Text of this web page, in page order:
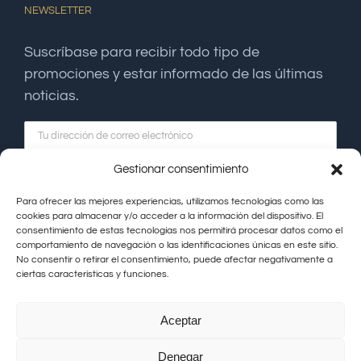
Gestionar consentimiento
Para ofrecer las mejores experiencias, utilizamos tecnologías como las
cookies para almacenar y/o acceder a la información del dispositivo. El
consentimiento de estas tecnologías nos permitirá procesar datos como el
comportamiento de navegación o las identificaciones únicas en este sitio.
No consentir o retirar el consentimiento, puede afectar negativamente a
ciertas características y funciones.
Aceptar
Denegar
NEWSLETTER
Suscríbase para recibir todo tipo de
promociones y estar informado de las últimas
noticias.
Política de Cookies